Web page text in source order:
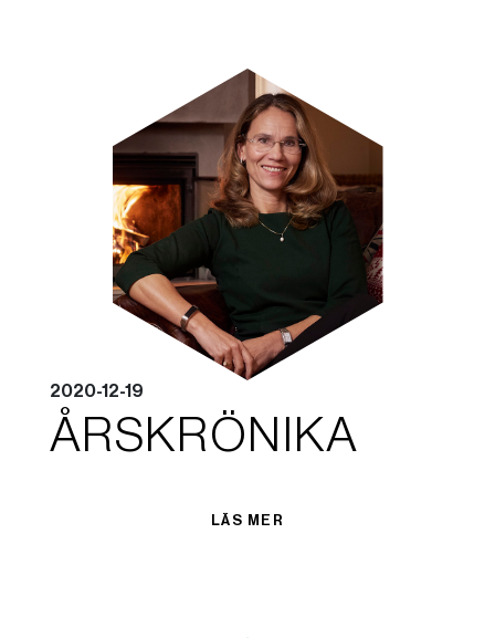
2020-12-19
ÅRSKRÖNIKA
LÄS MER